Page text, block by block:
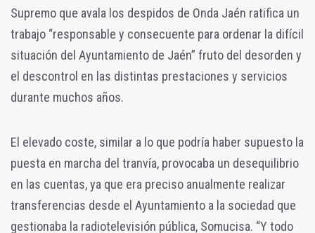
Supremo que avala los despidos de Onda Jaén ratifica un
trabajo “responsable y consecuente para ordenar la difícil
situación del Ayuntamiento de Jaén” fruto del desorden y
el descontrol en las distintas prestaciones y servicios
durante muchos años.
El elevado coste, similar a lo que podría haber supuesto la
puesta en marcha del tranvía, provocaba un desequilibrio
en las cuentas, ya que era preciso anualmente realizar
transferencias desde el Ayuntamiento a la sociedad que
gestionaba la radiotelevisión pública, Somucisa. “Y todo